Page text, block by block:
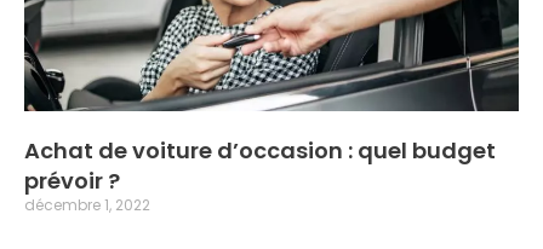
Achat de voiture d’occasion : quel budget
prévoir ?
décembre 1, 2022